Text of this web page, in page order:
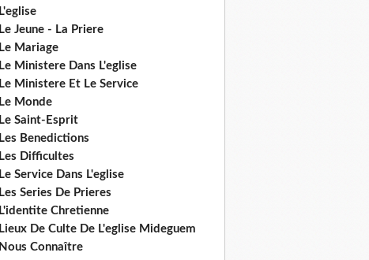
L'eglise
Le Jeune - La Priere
Le Mariage
Le Ministere Dans L'eglise
Le Ministere Et Le Service
Le Monde
Le Saint-Esprit
Les Benedictions
Les Difficultes
Le Service Dans L'eglise
Les Series De Prieres
L'identite Chretienne
Lieux De Culte De L'eglise Mideguem
Nous Connaître